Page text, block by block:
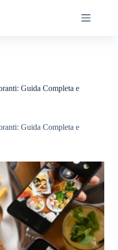
Guida Completa e
Guida Completa e